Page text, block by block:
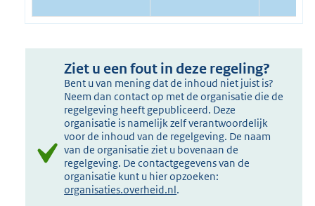
Ziet u een fout in deze regeling?
Bent u van mening dat de inhoud niet juist is?
Neem dan contact op met de organisatie die de
regelgeving heeft gepubliceerd. Deze
organisatie is namelijk zelf verantwoordelijk
voor de inhoud van de regelgeving. De naam
van de organisatie ziet u bovenaan de
regelgeving. De contactgegevens van de
organisatie kunt u hier opzoeken:
organisaties.overheid.nl.